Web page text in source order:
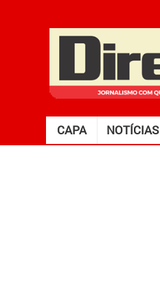
CAPA NOTÍCIAS